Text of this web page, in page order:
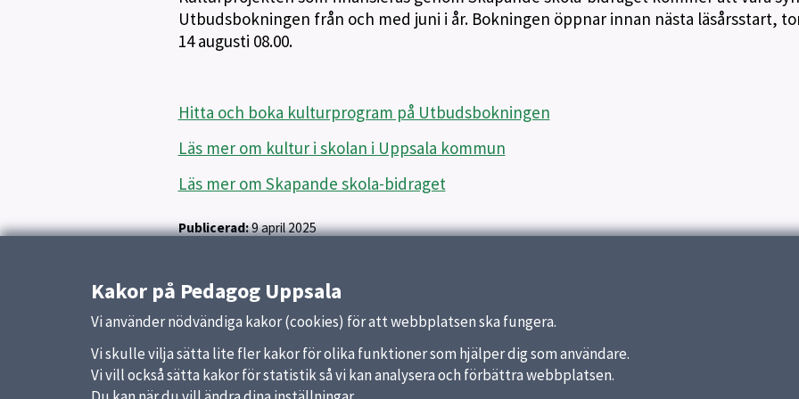
Utbudsbokningen från och med juni i år. Bokningen öppnar innan nästa läsårsstart,
14 augusti 08.00.
Hitta och boka kulturprogram på Utbudsbokningen
Läs mer om kultur i skolan i Uppsala kommun
Läs mer om Skapande skola-bidraget
Publicerad:9 april 2025
Kakor på Pedagog Uppsala
Vi använder nödvändiga kakor (cookies) för att webbplatsen ska fungera.
Vi skulle vilja sätta lite fler kakor för olika funktioner som hjälper dig som användare.
Vi vill också sätta kakor för statistik så vi kan analysera och förbättra webbplatsen.